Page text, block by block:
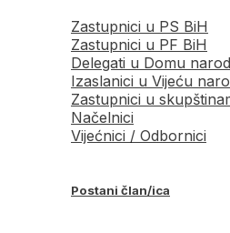
Zastupnici u PS BiH
Zastupnici u PF BiH
Delegati u Domu
Izaslanici u Vijeću
Zastupnici u
Načelnici
Vijećnici / Odbornici
Postani član/ica